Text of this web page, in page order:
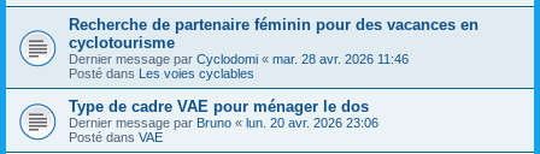
Recherche de partenaire féminin pour des vacances en
cyclotourisme
Dernier message par Cyclodomi « mar. 28 avr. 2026 11:46
Posté dans Les voies cyclables
Type de cadre VAE pour ménager le dos
Dernier message par Bruno « lun. 20 avr. 2026 23:06
Posté dans VAE